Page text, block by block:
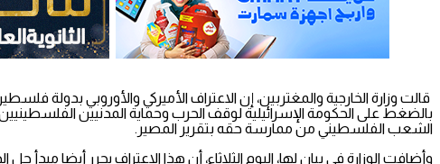
قالت وزارة الخارجية والمغتربين، إن الاعتراف الأميركي والأوروبي بدولة
بالضغط على الحكومة الإسرائيلية لوقف الحرب وحماية المدنيين
الشعب الفلسطيني من ممارسة حقه بتقرير المصير.
وأضافت الوزارة في بيان لها، اليوم الثلاثاء، أن هذا الاعتراف يحرر أيضا